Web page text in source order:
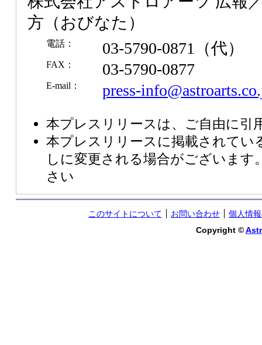
方（おびなた）
電話： 03-5790-0871（代）
FAX： 03-5790-0877
E-mail： press-
本プレスリリースは、ご自由に引
本プレスリリースに掲載されてい
しに変更される場合がございます
さい
このサイトについて お問い合わせ
個人情
Copyright ©